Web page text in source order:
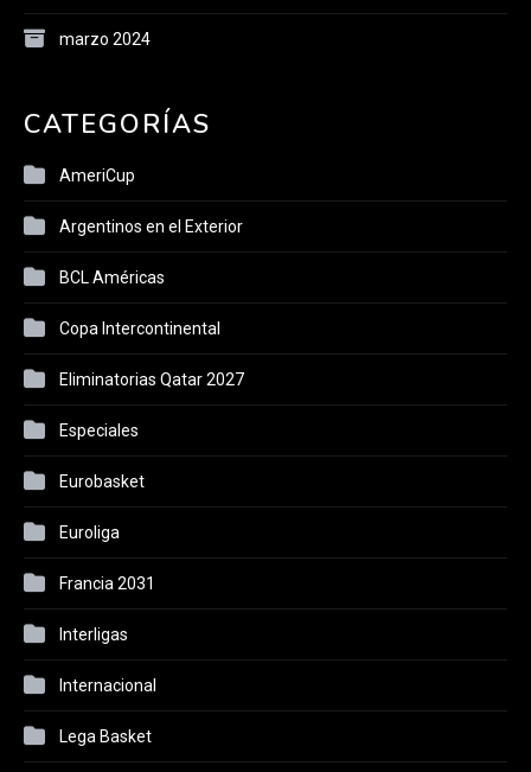
marzo 2024
CATEGORÍAS
AmeriCup
Argentinos en el Exterior
BCL Américas
Copa Intercontinental
Eliminatorias Qatar 2027
Especiales
Eurobasket
Euroliga
Francia 2031
Interligas
Internacional
Lega Basket